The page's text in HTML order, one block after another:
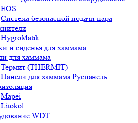
EOS
Система безопасной подачи пара
HygroMatik
и сиденья для хаммама
для хаммама
Термит (THERMIT)
Панели для хаммама Руспанель
Mapei
Litokol
WDT